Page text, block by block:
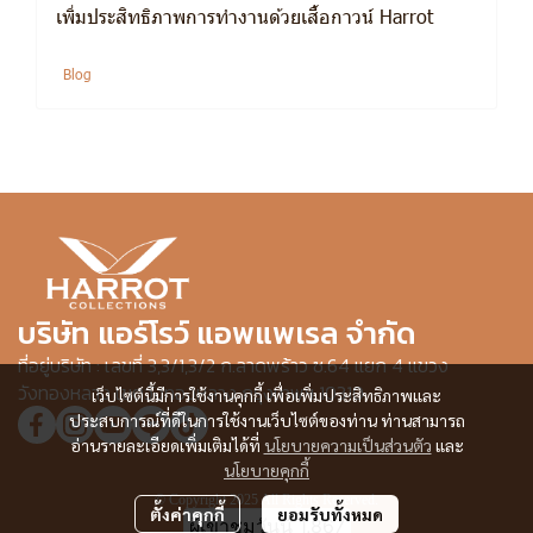
เพิ่มประสิทธิภาพการทำงานด้วยเสื้อกาวน์ Harrot
Blog
เว็บไซต์นี้มีการใช้งานคุกกี้ เพื่อเพิ่มประสิทธิภาพและ
ประสบการณ์ที่ดีในการใช้งานเว็บไซต์ของท่าน ท่านสามารถ
อ่านรายละเอียดเพิ่มเติมได้ที่ นโยบายความเป็นส่วนตัว และ
นโยบายคุกกี้
ตั้งค่าคุกกี้ ยอมรับทั้งหมด
บริษัท แอร์โรว์ แอพแพเรล จำกัด
ที่อยู่บริษัท : เลขที่ 3,3/1,3/2 ก.ลาดพร้าว ซ.64 แยก 4 แขวง
วังทองหลาง เขตวังทองหลาง กรุงเทพฯ 10310
© Copyright 2025 All Rights Reserved.
ผู้เข้าชมวันนี้1,867